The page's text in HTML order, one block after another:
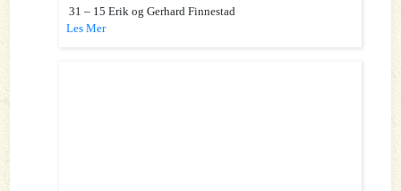
31 – 15 Erik og Gerhard Finnestad
Les Mer